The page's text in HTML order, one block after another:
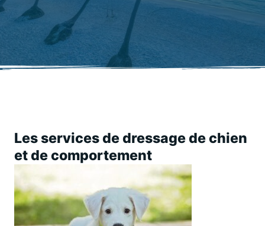
Les services de dressage de chien
et de comportement